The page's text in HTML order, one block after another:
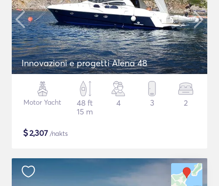
Innovazioni e progetti Alena 48
Motor Yacht
48 ft
15 m
4 3 2
$2,307 /nakts